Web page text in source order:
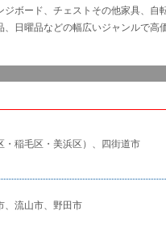
ボード、チェストその他家具、自
日曜品などの幅広いジャンルで高
稲毛区・美浜区）、四街道市
、流山市、野田市